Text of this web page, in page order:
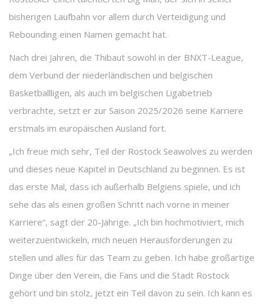
bisherigen Laufbahn vor allem durch Verteidigung und
Rebounding einen Namen gemacht hat.
Nach drei Jahren, die Thibaut sowohl in der BNXT-League,
dem Verbund der niederländischen und belgischen
Basketballligen, als auch im belgischen Ligabetrieb
verbrachte, setzt er zur Saison 2025/2026 seine Karriere
erstmals im europäischen Ausland fort.
„Ich freue mich sehr, Teil der Rostock Seawolves zu werden
und dieses neue Kapitel in Deutschland zu beginnen. Es ist
das erste Mal, dass ich außerhalb Belgiens spiele, und ich
sehe das als einen großen Schritt nach vorne in meiner
Karriere“, sagt der 20-Jährige. „Ich bin hochmotiviert, mich
weiterzuentwickeln, mich neuen Herausforderungen zu
stellen und alles für das Team zu geben. Ich habe großartige
Dinge über den Verein, die Fans und die Stadt Rostock
gehört und bin stolz, jetzt ein Teil davon zu sein. Ich kann es